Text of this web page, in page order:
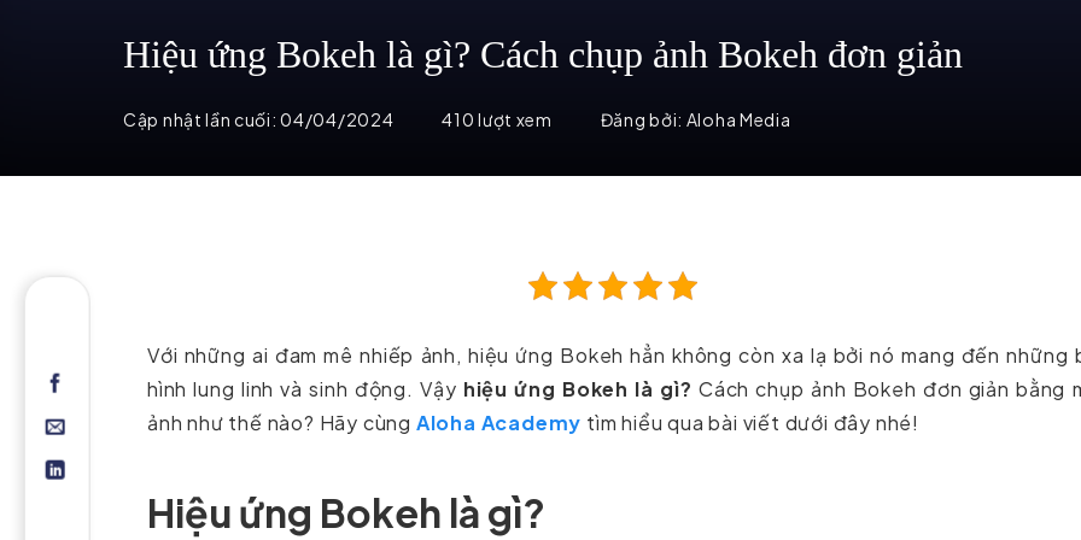
Hiệu ứng Bokeh là gì? Cách chụp ảnh Bokeh đơn giản
Cập nhật lần cuối:04/04/2024 410 lượt xem Đăng bởi: Aloha Media
Với những ai đam mê nhiếp ảnh, hiệu ứng Bokeh hẳn không còn xa lạ bởi nó mang đến những
hình lung linh và sinh động. Vậy hiệu ứng Bokeh là gì? Cách chụp ảnh Bokeh đơn giản bằng
ảnh như thế nào? Hãy cùng Aloha Academy tìm hiểu qua bài viết dưới đây nhé!
Hiệu ứng Bokeh là gì?